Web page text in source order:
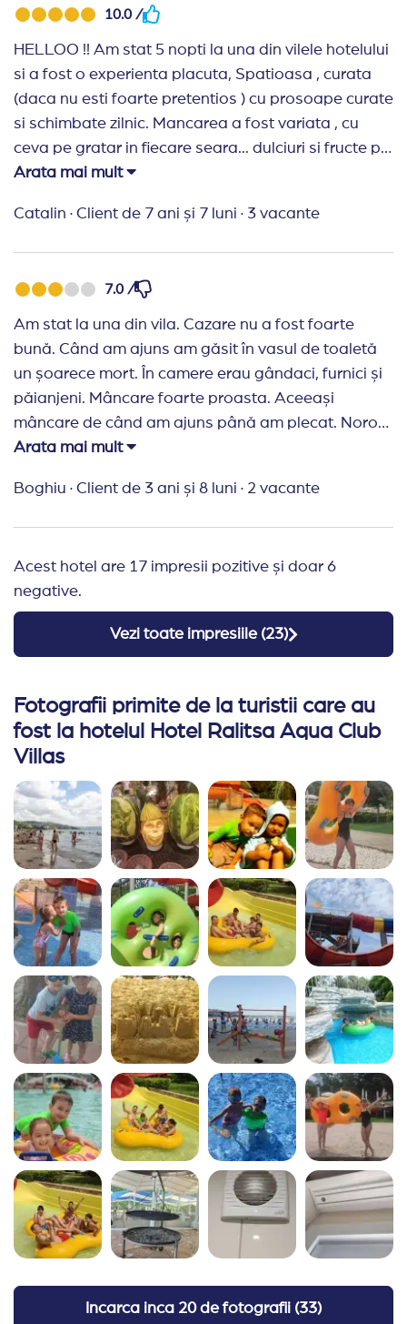
Hotelul accepta animalele de companie de
Fumatul este interzis in lobby, restaurante,
Check-in la ora 14:00, check-out pana la ora
Sezlongurile nu pot fi rezervate in avans.
Nu este permisa iesirea din restaurante cu
Un cod vestimentar adecvat este obligatoriu in
Hotelul isi rezerva dreptul de a modifica
10.0 /
HELLOO !! Am stat 5 nopti la una din vilele hotelului
si a fost o experienta placuta, Spatioasa , curata
(daca nu esti foarte pretentios ) cu prosoape curate
si schimbate zilnic. Mancarea a fost variata , cu
ceva pe gratar in fiecare seara... dulciuri si fructe pe
saturate ! Voi reveni cu siguranta ! Personal mie
plecat in a 3 a vacanta ! Recomand tuturor !
Arata mai mult
Catalin · Client de 7 ani și 7 luni · 3 vacante
7.0 /
Am stat la una din vila. Cazare nu a fost foarte
bună. Când am ajuns am găsit în vasul de toaletă
un șoarece mort. În camere erau gândaci, furnici și
păianjeni. Mâncare foarte proasta. Aceeași
mâncare de când am ajuns până am plecat. Noroc
de cartofii prăjiți altfel nu aveau ce mânca copiii.
Personalul la fel, foarte drăguț, ni se schimbau
ansamblu nu recomand o vacanță în acest loc.
Recomand Travelplanner:
Planner. Doar cu ei am fost plecați și nu am avut
probleme niciodată. Răspund prompt la mesaje și
Arata mai mult
Boghiu · Client de 3 ani și 8 luni · 2 vacante
Acest hotel are 17 impresii pozitive și doar 6
negative.
Vezi toate impresiile (23)
Fotografii primite de la turistii care au
fost la hotelul Hotel Ralitsa Aqua Club
Villas
Incarca inca 20 de fotografii (33)